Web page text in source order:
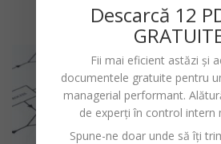
Descarcă 12
Fii mai eficient astăzi și
documentele gratuite pentru
managerial performant.
de experți în control intern
Spune-ne doar unde să îți